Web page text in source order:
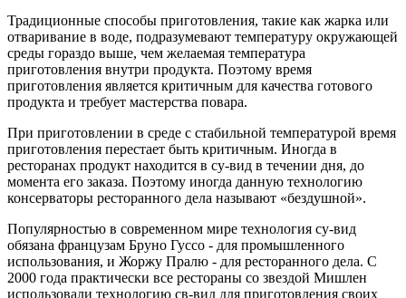
Традиционные способы приготовления, такие как жарка или
отваривание в воде, подразумевают температуру окружающей
среды гораздо выше, чем желаемая температура
приготовления внутри продукта. Поэтому время
приготовления является критичным для качества готового
продукта и требует мастерства повара.
При приготовлении в среде с стабильной температурой время
приготовления перестает быть критичным. Иногда в
ресторанах продукт находится в су-вид в течении дня, до
момента его заказа. Поэтому иногда данную технологию
консерваторы ресторанного дела называют «бездушной».
Популярностью в современном мире технология су-вид
обязана французам Бруно Гуссо - для промышленного
использования, и Жоржу Пралю - для ресторанного дела. С
2000 года практически все рестораны со звездой Мишлен
использовали технологию св-вид для приготовления своих